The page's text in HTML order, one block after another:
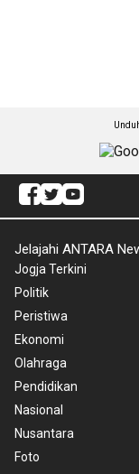
Jelajahi ANTARA
Jogja Terkini
Politik
Peristiwa
Ekonomi
Olahraga
Pendidikan
Nasional
Nusantara
Foto